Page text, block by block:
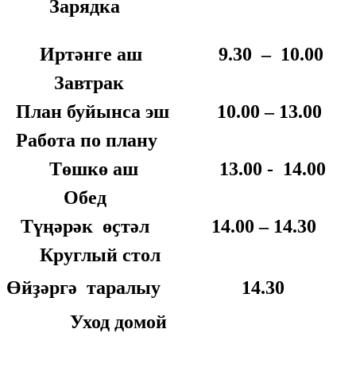
аш 9.30 – 10.00
буйынса эш 10.00 – 13.00
по плану
аш 13.00 - 14.00
Түңәрәк өҫтәл 14.00 – 14.30
Круглый стол
Өйҙәргә таралыу 14.30
Уход домой